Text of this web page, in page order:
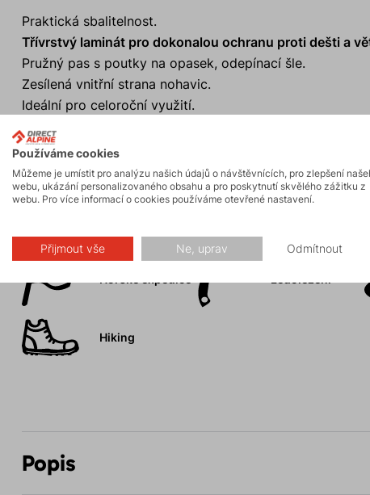
Praktická sbalitelnost.
Třívrstvý laminát pro dokonalou ochranu proti dešti a
Pružný pas s poutky na opasek, odepínací šle.
Zesílená vnitřní strana nohavic.
Ideální pro celoroční využití.
Design příslušenství je pouze informativní. Design se
Hiking
Popis
Používáme cookies
Můžeme je umístit pro analýzu našich údajů o návštěvnících, pro zlepšení
webu, ukázání personalizovaného obsahu a pro poskytnutí skvělého zážitku z
webu. Pro více informací o cookies používáme otevřené nastavení.
Přijmout vše Ne, uprav Odmítnout